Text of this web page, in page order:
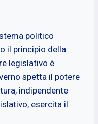
politico
il principio della
legislativo è
spetta il potere
indipendente
esercita il